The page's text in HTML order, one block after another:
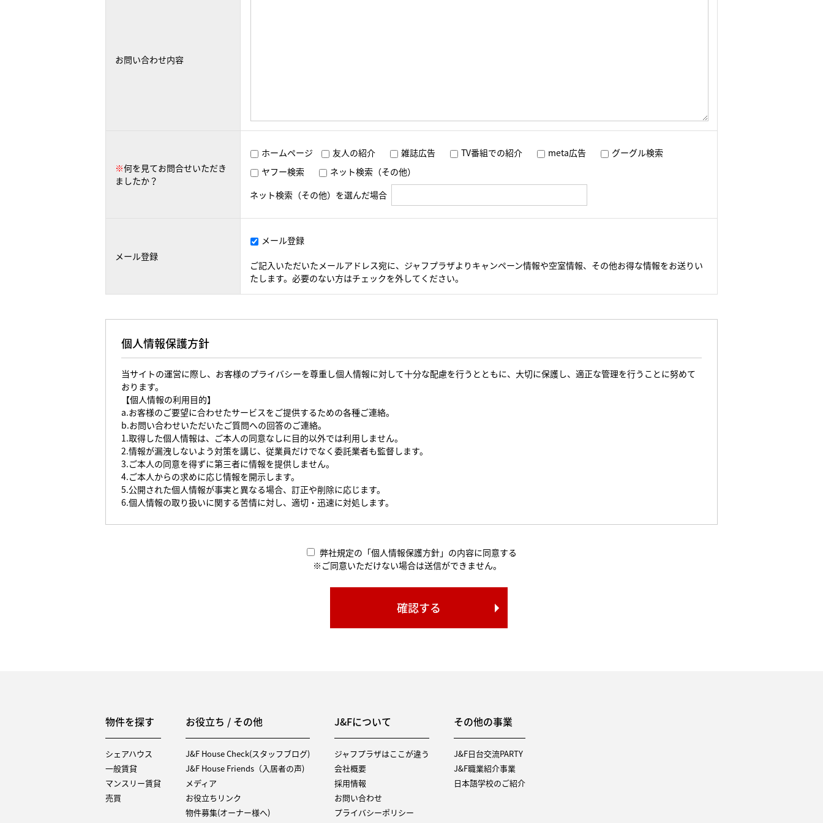
お問い合わせ内容
※何を見てお問合せいただき
ましたか？
ホームページ 友人の紹介 雑誌広告 TV番組での紹介 meta広告
グーグル検索
ヤフー検索
ネット検索（その他）
ネット検索（その他）を選んだ場合
メール登録
メール登録
ご記入いただいたメールアドレス宛に、ジャフプラザよりキャンペーン情報や空室情報、その他お得な情報をお送りい
たします。必要のない方はチェックを外してください。
個人情報保護方針
当サイトの運営に際し、お客様のプライバシーを尊重し個人情報に対して十分な配慮を行うとともに、大切に保護し、適正な管理を行うことに努めて
おります。
【個人情報の利用目的】
a.お客様のご要望に合わせたサービスをご提供するための各種ご連絡。
b.お問い合わせいただいたご質問への回答のご連絡。
1.取得した個人情報は、ご本人の同意なしに目的以外では利用しません。
2.情報が漏洩しないよう対策を講じ、従業員だけでなく委託業者も監督します。
3.ご本人の同意を得ずに第三者に情報を提供しません。
4.ご本人からの求めに応じ情報を開示します。
5.公開された個人情報が事実と異なる場合、訂正や削除に応じます。
6.個人情報の取り扱いに関する苦情に対し、適切・迅速に対処します。
弊社規定の「個人情報保護方針」の内容に同意する
※ご同意いただけない場合は送信ができません。
物件を探す
シェアハウス
一般賃貸
マンスリー賃貸
売買
お役立ち / その他
J&F House Check(スタッフブログ)
J&F House Friends（入居者の声)
メディア
お役立ちリンク
物件募集(オーナー様へ)
J&Fについて
ジャフプラザはここが違う
会社概要
採用情報
お問い合わせ
プライバシーポリシー
その他の事業
J&F日台交流PARTY
J&F職業紹介事業
日本語学校のご紹介